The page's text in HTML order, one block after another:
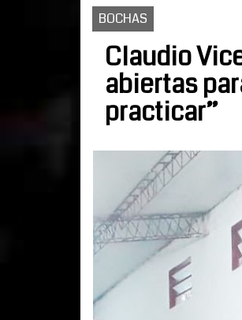
BOCHAS
Claudio
abiertas
practicar”